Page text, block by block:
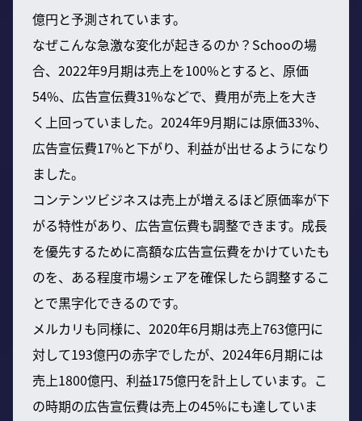
億円と予測されています。
なぜこんな急激な変化が起きるのか？Schooの場
合、2022年9月期は売上を100%とすると、原価
54%、広告宣伝費31%などで、費用が売上を大き
く上回っていました。2024年9月期には原価33%、
広告宣伝費17%と下がり、利益が出せるようになり
ました。
コンテンツビジネスは売上が増えるほど原価率が下
がる特性があり、広告宣伝費も調整できます。成長
を優先するために高額な広告宣伝費をかけていたも
のを、ある程度市場シェアを確保したら調整するこ
とで黒字化できるのです。
メルカリも同様に、2020年6月期は売上763億円に
対して193億円の赤字でしたが、2024年6月期には
売上1800億円、利益175億円を計上しています。こ
の時期の広告宣伝費は売上の45%にも達していま